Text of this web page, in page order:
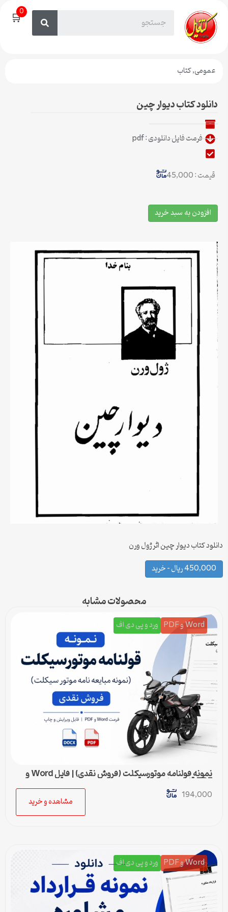
🛒0
عمومی,کتاب
دانلود کتاب دیوار چین
فرمت فایل دانلودی : pdf
قیمت : 45,000
افزودن به سبد خرید
دانلود کتاب دیوار چین اثر ژول ورن
450,000 ریال – خرید
محصولات مشابه
Word و PDF ورد و پی دی اف
نمونه قولنامه موتورسیکلت (فروش نقدی) | فایل Word و
194,000
مشاهده و خرید
Word و PDF ورد و پی دی اف